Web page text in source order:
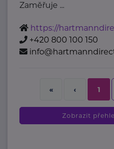
Zaměřuje ...
https://
+420 800 100 150
« ‹ 1
Zobrazit